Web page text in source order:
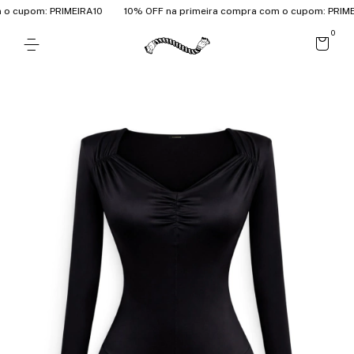
PRIMEIRA10 10% OFF na primeira compra com o cupom:
0